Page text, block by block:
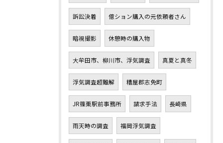
訴訟決着 億ション購入の元依頼者さん
暗視撮影 休憩時の購入物
大牟田市、柳川市、浮気調査 真夏と真冬
浮気調査超難解 糟屋郡志免町
JR篠栗駅前事務所 請求手法 長崎県
雨天時の調査 福岡浮気調査